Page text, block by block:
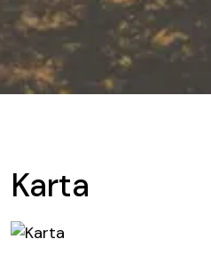
Karta